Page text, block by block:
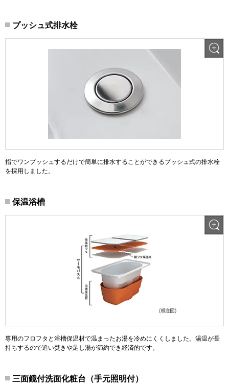
プッシュ式排水栓
指でワンプッシュするだけで簡単に排水することができるプッシュ式の排水栓
を採用しました。
保温浴槽
専用のフロフタと浴槽保温材で温まったお湯を冷めにくくしました。湯温が長
持ちするので追い焚きや足し湯が節約でき経済的です。
三面鏡付洗面化粧台（手元照明付）